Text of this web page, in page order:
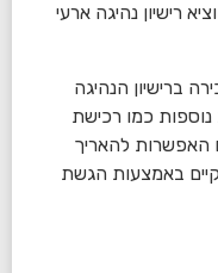
רישיון נהיגה ארעי
ברישיון הנהיגה
נוספות כמו רכישת
האפשרות להאריך
קיים באמצעות הגשת